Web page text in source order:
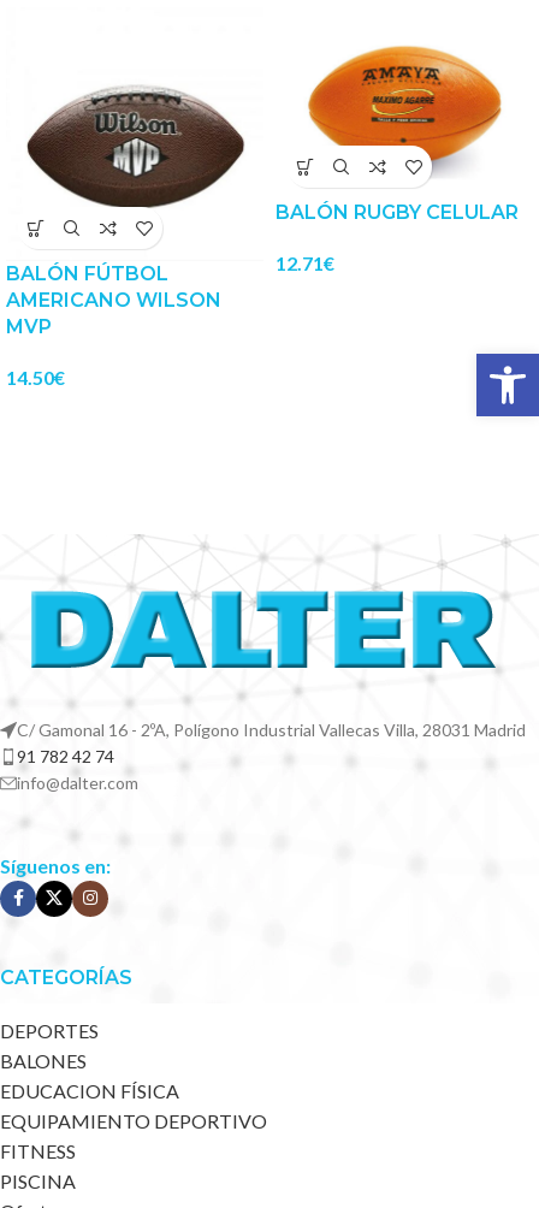
BALÓN FÚTBOL
AMERICANO WILSON
MVP
14.50€
BALÓN RUGBY CELULAR
12.71€
C/ Gamonal 16 - 2ºA, Polígono Industrial Vallecas Villa, 28031 Madrid
91 782 42 74
info@dalter.com
Síguenos en:
CATEGORÍAS
DEPORTES
BALONES
EDUCACION FÍSICA
EQUIPAMIENTO DEPORTIVO
FITNESS
PISCINA
Abrir